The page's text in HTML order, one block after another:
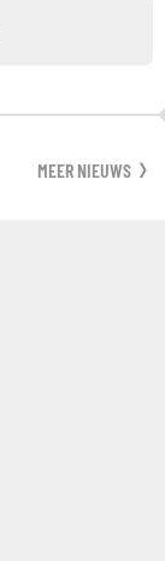
MEER NIEUWS